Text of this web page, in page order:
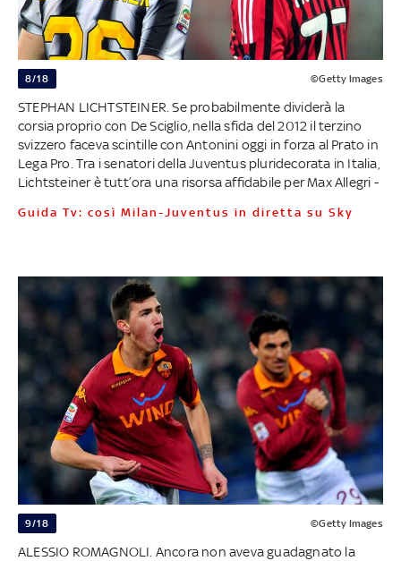
8/18 ©Getty Images
STEPHAN LICHTSTEINER. Se probabilmente dividerà la
corsia proprio con De Sciglio, nella sfida del 2012 il terzino
svizzero faceva scintille con Antonini oggi in forza al Prato in
Lega Pro. Tra i senatori della Juventus pluridecorata in Italia,
Lichtsteiner è tutt’ora una risorsa affidabile per Max Allegri -
Guida Tv: così Milan-Juventus in diretta su Sky
9/18 ©Getty Images
ALESSIO ROMAGNOLI. Ancora non aveva guadagnato la